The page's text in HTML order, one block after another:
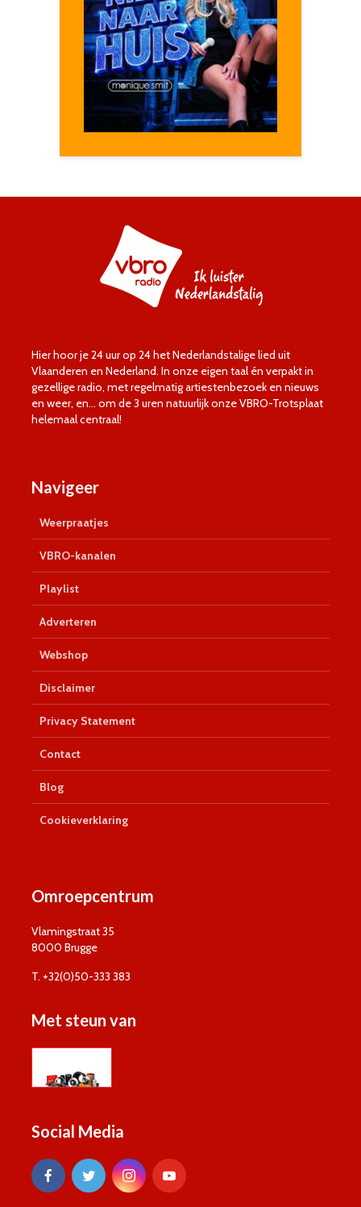
Hier hoor je 24 uur op 24 het Nederlandstalige lied uit
Vlaanderen en Nederland. In onze eigen taal én verpakt in
gezellige radio, met regelmatig artiestenbezoek en nieuws
en weer, en… om de 3 uren natuurlijk onze VBRO-Trotsplaat
helemaal centraal!
Navigeer
Weerpraatjes
VBRO-kanalen
Playlist
Adverteren
Webshop
Disclaimer
Privacy Statement
Contact
Blog
Cookieverklaring
Omroepcentrum
Vlamingstraat 35
8000 Brugge
T. +32(0)50-333 383
Met steun van
Social Media